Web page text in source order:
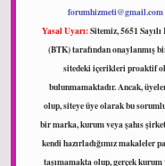
forumhizmeti@gmail.com
Yasal Uyarı:Sitemiz, 5651
(BTK) tarafından onaylanmış
sitedeki içerikleri proaktif
bulunmamaktadır. Ancak,
olup, siteye üye olarak bu
bir marka, kurum veya şahıs
kendi hazırladığımız makaleler
taşımamakta olup, gerçek